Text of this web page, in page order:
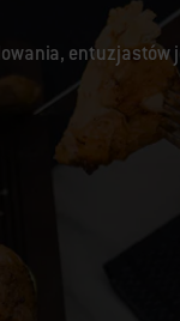
entuzjastów